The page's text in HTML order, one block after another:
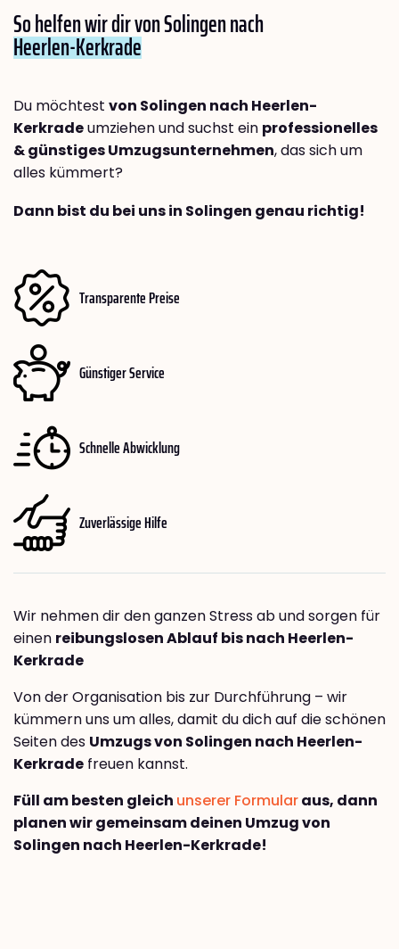
So helfen wir dir von Solingen nach
Heerlen-Kerkrade
Du möchtest von Solingen nach Heerlen-
Kerkradeumziehen und suchst ein professionelles
& günstiges Umzugsunternehmen, das sich um
alles kümmert?
Dann bist du bei uns in Solingen genau richtig!
Transparente Preise
Günstiger Service
Schnelle Abwicklung
Zuverlässige Hilfe
Wir nehmen dir den ganzen Stress ab und sorgen für
einen reibungslosen Ablauf bis nach Heerlen-
Kerkrade
Von der Organisation bis zur Durchführung – wir
kümmern uns um alles, damit du dich auf die schönen
Seiten des Umzugs von Solingen nach Heerlen-
Kerkrade freuen kannst.
Füll am besten gleich unserer Formularaus, dann
planen wir gemeinsam deinen Umzug von
Solingen nach Heerlen-Kerkrade!